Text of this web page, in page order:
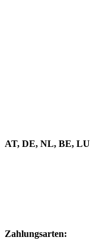
AT, DE, NL, BE, LU
Zahlungsarten: